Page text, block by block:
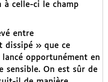
celle-ci le champ
entre
dissipé » que ce
opportunément en
sensible. On est sûr de